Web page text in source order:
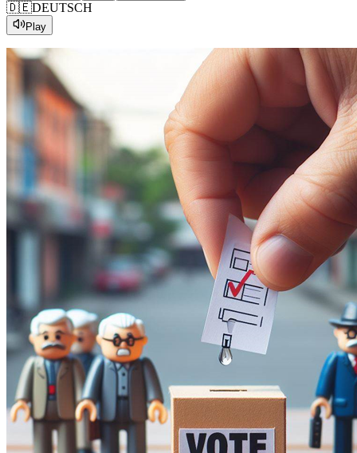
🇩🇪DEUTSCH
Play